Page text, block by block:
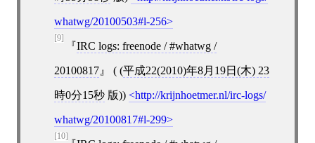
whatwg/20100503#l-256
[9]
IRC logs: freenode / #whatwg /
20100817 ( (平成22(2010)年8月19日(木) 23
時0分15秒版)) http://krijnhoetmer.nl/irc-logs/
whatwg/20100817#l-299
[10]